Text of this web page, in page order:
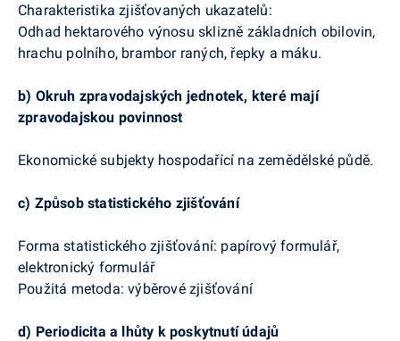
Charakteristika zjišťovaných ukazatelů:
Odhad hektarového výnosu sklizně základních obilovin,
hrachu polního, brambor raných, řepky a máku.
b) Okruh zpravodajských jednotek, které mají
zpravodajskou povinnost
Ekonomické subjekty hospodařící na zemědělské půdě.
c) Způsob statistického zjišťování
Forma statistického zjišťování: papírový formulář,
elektronický formulář
Použitá metoda: výběrové zjišťování
d) Periodicita a lhůty k poskytnutí údajů